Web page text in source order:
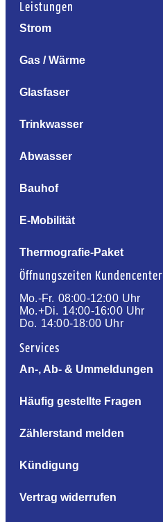
Leistungen
Strom
Gas / Wärme
Glasfaser
Trinkwasser
Abwasser
Bauhof
E-Mobilität
Thermografie-Paket
Öffnungszeiten Kundencenter
Mo.-Fr. 08:00-12:00 Uhr
Mo.+Di. 14:00-16:00 Uhr
Do. 14:00-18:00 Uhr
Services
An-, Ab- & Ummeldungen
Häufig gestellte Fragen
Zählerstand melden
Kündigung
Vertrag widerrufen